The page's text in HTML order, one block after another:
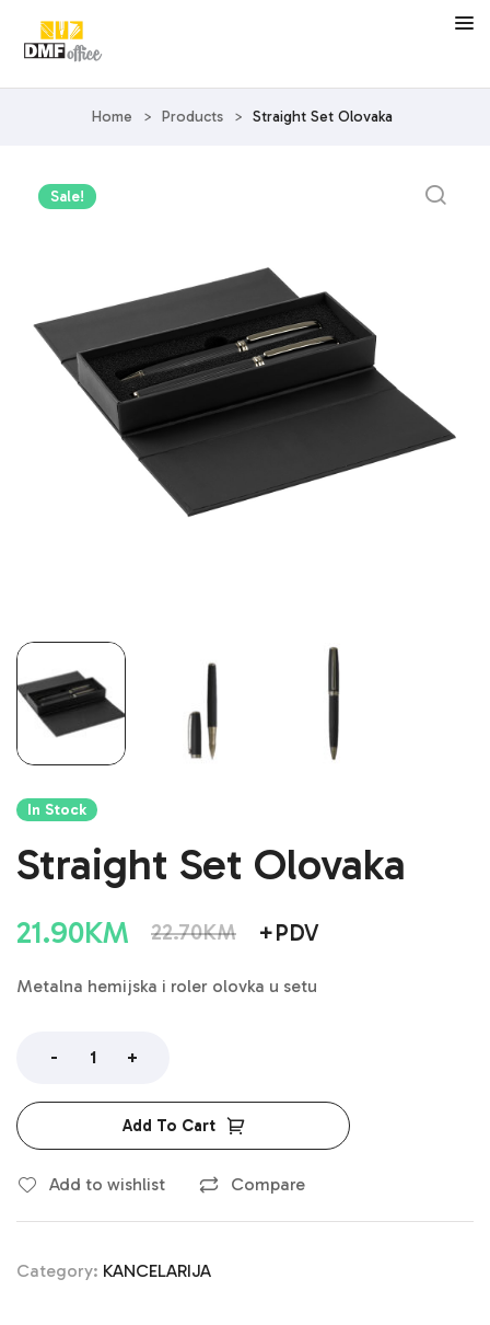
Home > Products > Straight Set Olovaka
Sale!
In Stock
Straight Set Olovaka
22.70KM
21.90KM +PDV
Metalna hemijska i roler olovka u setu
- +
Add To Cart
Add to wishlist Compare
Category: KANCELARIJA